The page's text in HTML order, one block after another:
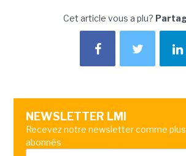
Cet article vous a plu?
NEWSLETTER LMI
Recevez notre newsletter comme
abonnés